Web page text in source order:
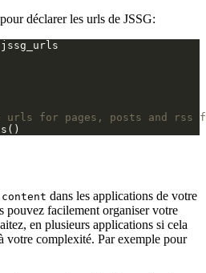
pour déclarer les urls de JSSG:
jssg_urls
urls for pages, posts and rss
()
content dans les applications de votre
pouvez facilement organiser votre
en plusieurs applications si cela
votre complexité. Par exemple pour